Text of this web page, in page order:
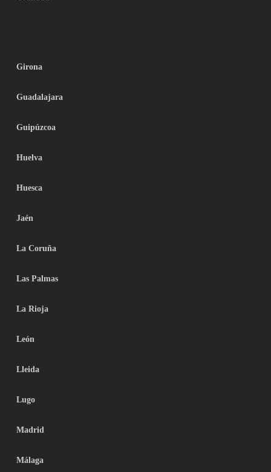
Girona
Guadalajara
Guipúzcoa
Huelva
Huesca
Jaén
La Coruña
Las Palmas
La Rioja
León
Lleida
Lugo
Madrid
Málaga